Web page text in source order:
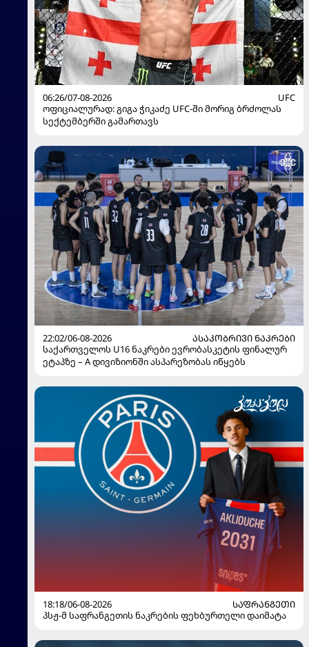
06:26/07-08-2026
UFC
ოფიციალურად: გიგა ჭიკაძე UFC-ში მორიგ ბრძოლას
სექტემბერში გამართავს
22:02/06-08-2026
ᲐᲡᲐᲙᲝᲑᲠᲘᲕᲘ ᲜᲐᲙᲠᲔᲑᲘ
საქართველოს U16 ნაკრები ევრობასკეტის ფინალურ
ეტაპზე – A დივიზიონში ასპარეზობას იწყებს
18:18/06-08-2026
ᲡᲐᲤᲠᲐᲜᲒᲔᲗᲘ
პსჟ-მ საფრანგეთის ნაკრების ფეხბურთელი დაიმატა